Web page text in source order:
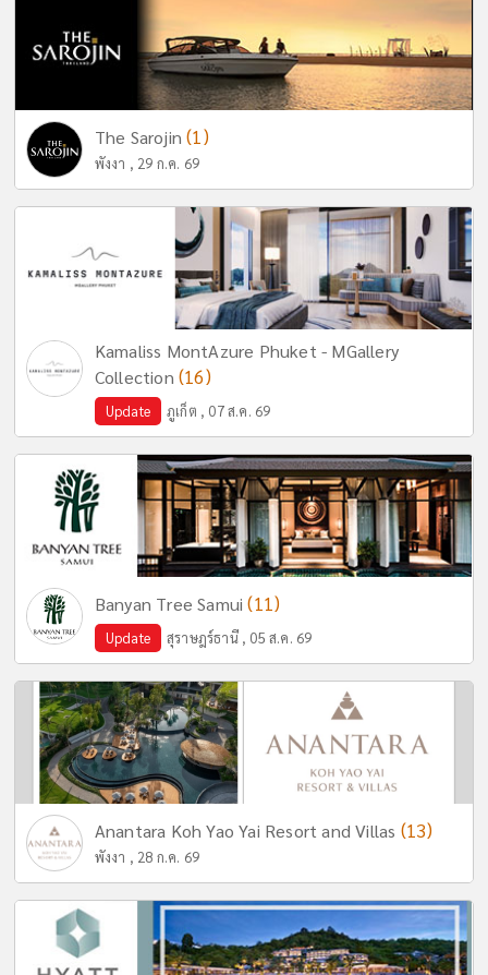
The Sarojin(1)
พังงา , 29 ก.ค. 69
Kamaliss MontAzure Phuket - MGallery
Collection (16)
Update ภูเก็ต , 07 ส.ค. 69
Banyan Tree Samui(11)
Update สุราษฎร์ธานี , 05 ส.ค. 69
Anantara Koh Yao Yai Resort and Villas (13)
พังงา , 28 ก.ค. 69